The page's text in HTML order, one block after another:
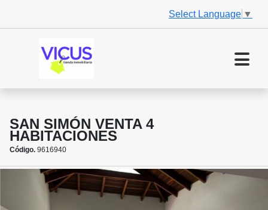
Select Language ▼
SAN SIMÓN VENTA 4
HABITACIONES
Código. 9616940